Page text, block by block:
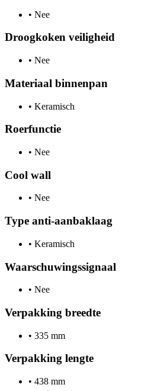
• Nee
Droogkoken veiligheid
• Nee
Materiaal binnenpan
• Keramisch
Roerfunctie
• Nee
Cool wall
• Nee
Type anti-aanbaklaag
• Keramisch
Waarschuwingssignaal
• Nee
Verpakking breedte
• 335 mm
Verpakking lengte
• 438 mm